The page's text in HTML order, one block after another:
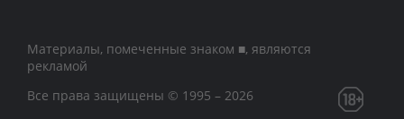
Материалы, помеченные знаком ■, являются
рекламой
Все права защищены © 1995 – 2026